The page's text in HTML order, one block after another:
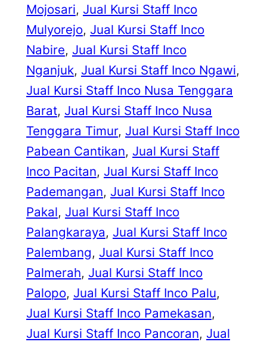
Mojosari, Jual Kursi Staff Inco
Mulyorejo, Jual Kursi Staff Inco
Nabire, Jual Kursi Staff Inco
Nganjuk, Jual Kursi Staff Inco Ngawi
Jual Kursi Staff Inco Nusa Tenggara
Barat, Jual Kursi Staff Inco Nusa
Tenggara Timur, Jual Kursi Staff Inco
Pabean Cantikan, Jual Kursi Staff
Inco Pacitan, Jual Kursi Staff Inco
Pademangan, Jual Kursi Staff Inco
Pakal, Jual Kursi Staff Inco
Palangkaraya, Jual Kursi Staff Inco
Palembang, Jual Kursi Staff Inco
Palmerah, Jual Kursi Staff Inco
Palopo, Jual Kursi Staff Inco Palu
Jual Kursi Staff Inco Pamekasan
Jual Kursi Staff Inco Pancoran, Jual